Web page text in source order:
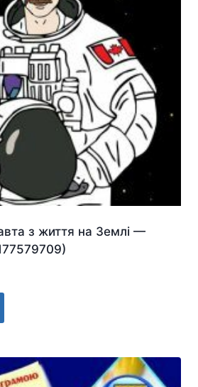
з життя на Землі —